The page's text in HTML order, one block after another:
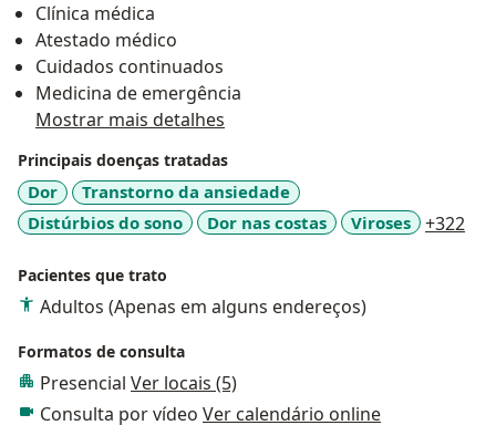
Clínica médica
Atestado médico
Cuidados continuados
Medicina de emergência
Mostrar mais detalhes
Principais doenças tratadas
Dor
Transtorno da ansiedade
Distúrbios do sono
Dor nas costas Viroses +322
Pacientes que trato
Adultos (Apenas em alguns endereços)
Formatos de consulta
Presencial Ver locais (5)
Consulta por vídeo Ver calendário online